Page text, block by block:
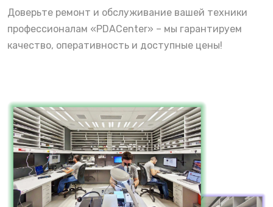
Доверьте ремонт и обслуживание вашей техники
профессионалам «PDACenter» – мы гарантируем
качество, оперативность и доступные цены!